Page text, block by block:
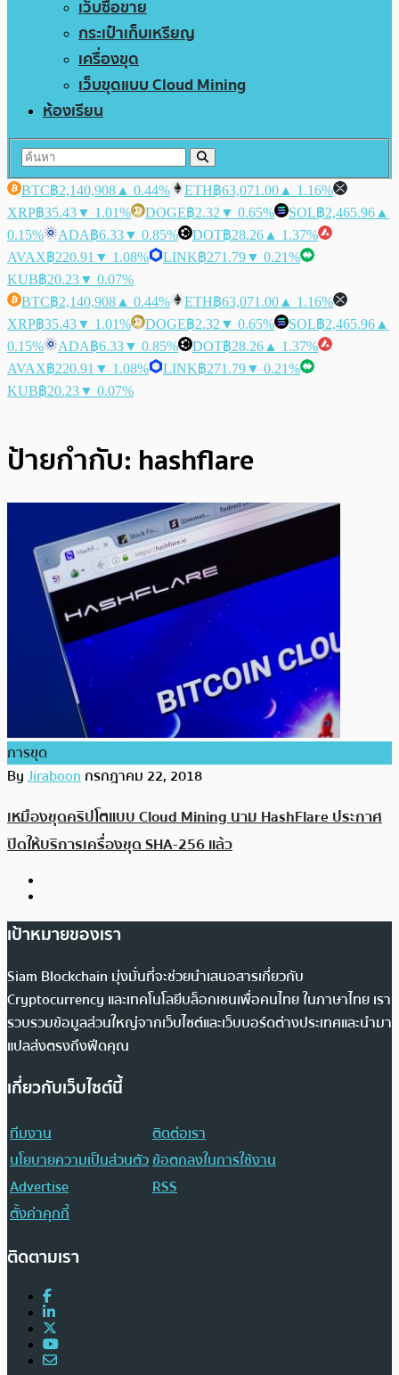
เว็บซื้อขาย
กระเป๋าเก็บเหรียญ
เครื่องขุด
เว็บขุดแบบ Cloud Mining
ห้องเรียน
BTC฿2,140,908 ▲ 0.44% ETH฿63,071.00 ▲ 1.16%
XRP฿35.43▼ 1.01% DOGE฿2.32 ▼ 0.65% SOL฿2,465.96 ▲
0.15%
ADA฿6.33▼ 0.85% DOT฿28.26 ▲ 1.37%
AVAX฿220.91 ▼ 1.08% LINK฿271.79▼ 0.21%
KUB฿20.23▼ 0.07%
BTC฿2,140,908 ▲ 0.44% ETH฿63,071.00 ▲ 1.16%
XRP฿35.43▼ 1.01% DOGE฿2.32 ▼ 0.65% SOL฿2,465.96 ▲
0.15%
ADA฿6.33▼ 0.85% DOT฿28.26 ▲ 1.37%
AVAX฿220.91 ▼ 1.08% LINK฿271.79▼ 0.21%
KUB฿20.23▼ 0.07%
ป้ายกำกับ: hashflare
การขุด
ByJiraboonกรกฎาคม 22, 2018
เหมืองขุดคริปโตแบบ Cloud Mining นาม HashFlare ประกาศ
ปิดให้บริการเครื่องขุด SHA-256 แล้ว
เป้าหมายของเรา
Siam Blockchain มุ่งมั่นที่จะช่วยนำเสนอสารเกี่ยวกับ
Cryptocurrency และเทคโนโลยีบล็อกเชนเพื่อคนไทย ในภาษาไทย เรา
รวบรวมข้อมูลส่วนใหญ่จากเว็บไซต์และเว็บบอร์ดต่างประเทศและนำมา
แปลส่งตรงถึงฟีดคุณ
เกี่ยวกับเว็บไซต์นี้
ทีมงาน
ติดต่อเรา
นโยบายความเป็นส่วนตัวข้อตกลงในการใช้งาน
Advertise
RSS
ตั้งค่าคุกกี้
ติดตามเรา